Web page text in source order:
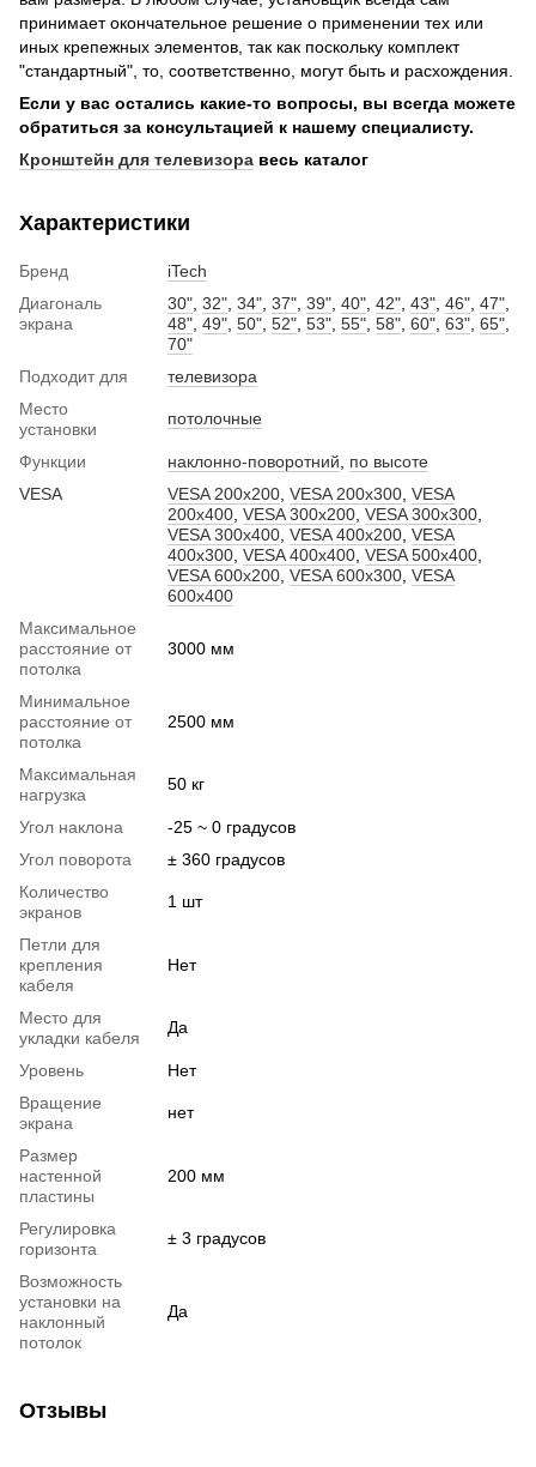
принимает окончательное решение о применении тех или
иных крепежных элементов, так как поскольку комплект
"стандартный", то, соответственно, могут быть и расхождения.
Если у вас остались какие-то вопросы, вы всегда можете
обратиться за консультацией к нашему специалисту.
Кронштейн для телевизора весь каталог
Характеристики
Бренд
iTech
Диагональ
экрана
30", 32", 34", 37", 39", 40", 42", 43", 46", 47",
48", 49", 50", 52", 53", 55", 58", 60", 63", 65",
70"
Подходит для
телевизора
Место
установки
потолочные
Функции наклонно-поворотний, по высоте
VESA
VESA 200x200, VESA 200x300, VESA
200x400, VESA 300x200, VESA 300x300,
VESA 300x400, VESA 400x200, VESA
400x300, VESA 400x400, VESA 500x400,
VESA 600x200, VESA 600x300, VESA
600x400
Максимальное
расстояние от
потолка
3000 мм
Минимальное
расстояние от
потолка
2500 мм
Максимальная
нагрузка
50 кг
Угол наклона
-25 ~ 0 градусов
Угол поворота
± 360 градусов
Количество
экранов
1 шт
Петли для
крепления
кабеля
Нет
Место для
укладки кабеля
Да
Уровень
Нет
Вращение
экрана
нет
Размер
настенной
пластины
200 мм
Регулировка
горизонта
± 3 градусов
Возможность
установки на
наклонный
потолок
Да
Отзывы